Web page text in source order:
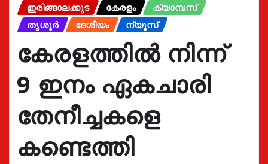
ഇരിങ്ങാലക്കുട കേരളം
ക്യാമ്പസ്
തൃശൂർ
ദേശീയം ന്യൂസ്
കേരളത്തിൽ നിന്ന്
9 ഇനം ഏകചാരി
തേനീച്ചകളെ
കണ്ടെത്തി